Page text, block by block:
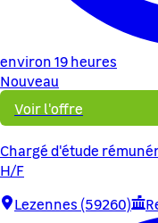
environ 19 heures
Nouveau
Voir l'offre
Chargé d'étude
H/F
Lezennes (59260)